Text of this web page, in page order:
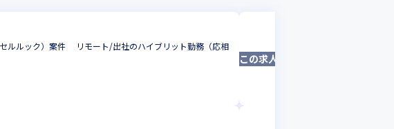
ルルック）案件 リモート/出社のハイブリット勤務（応相
この求人は募集終了しました